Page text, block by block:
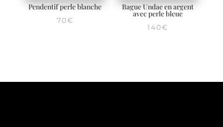
Pendentif perle blanche
70€
Bague Undae en argent
avec perle bleue
140€